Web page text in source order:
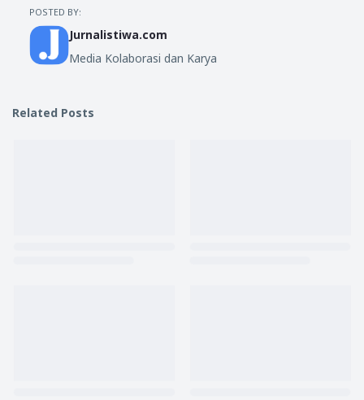
POSTED BY:
Jurnalistiwa.com
Media Kolaborasi dan Karya
Related Posts